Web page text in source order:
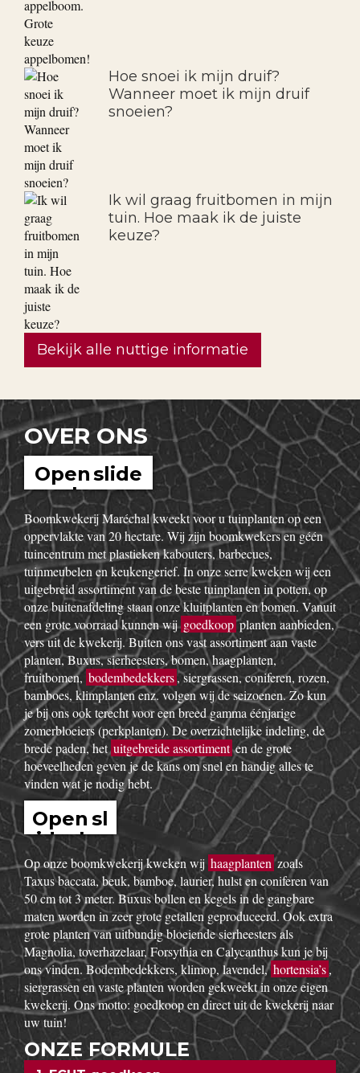
eigen appelboom. Grote keuze
appelbomen!
Hoe snoei ik mijn druif?
Wanneer moet ik mijn druif
Ik wil graag fruitbomen in mijn
tuin. Hoe maak ik de juiste
keuze?
Bekijk alle nuttige informatie
OVER ONS
Open slide
show
Boomkwekerij Maréchal kweekt voor u tuinplanten op een
oppervlakte van 20 hectare. Wij zijn boomkwekers en géén
tuincentrum met plastieken kabouters, barbecues,
tuinmeubelen en keukengerief. In onze serre kweken wij een
uitgebreid assortiment van de beste tuinplanten in potten, op
onze buitenafdeling staan onze kluitplanten en bomen. Vanuit
een grote voorraad kunnen wijgoedkoopplanten aanbieden,
vers uit de kwekerij. Buiten ons vast assortiment aan vaste
planten, Buxus, sierheesters, bomen, haagplanten,
fruitbomen, bodembedekkers, siergrassen, coniferen, rozen,
bamboes, klimplanten enz. volgen wij de seizoenen. Zo kun
je bij ons ook terecht voor een breed gamma éénjarige
zomerbloeiers (perkplanten). De overzichtelijke indeling, de
brede paden, hetuitgebreide assortimenten de grote
hoeveelheden geven je de kans om snel en handig alles te
vinden wat je nodig hebt.
Open sl
idesho
w
Op onze boomkwekerij kweken wijhaagplantenzoals
Taxus baccata, beuk, bamboe, laurier, hulst en coniferen van
50 cm tot 3 meter. Buxus bollen en kegels in de gangbare
maten worden in zeer grote getallen geproduceerd. Ook extra
grote planten van uitbundig bloeiende sierheesters als